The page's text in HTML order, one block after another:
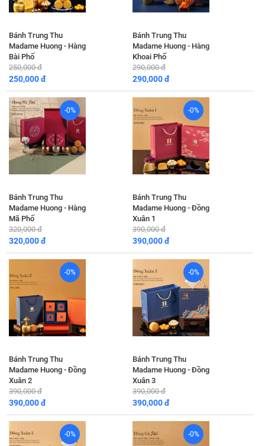
Bánh Trung Thu
Madame Huong - Hàng
Bài Phố
250,000 đ
250,000 đ
Bánh Trung Thu
Madame Huong - Hàng
Khoai Phố
290,000 đ
290,000 đ
-0%
Bánh Trung Thu
Madame Huong - Hàng
Mã Phố
320,000 đ
320,000 đ
-0%
Bánh Trung Thu
Madame Huong - Đồng
Xuân 1
390,000 đ
390,000 đ
-0%
Bánh Trung Thu
Madame Huong - Đồng
Xuân 2
390,000 đ
390,000 đ
-0%
Bánh Trung Thu
Madame Huong - Đồng
Xuân 3
390,000 đ
390,000 đ
-0% -0%